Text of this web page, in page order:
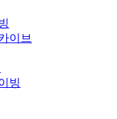
이브
빙